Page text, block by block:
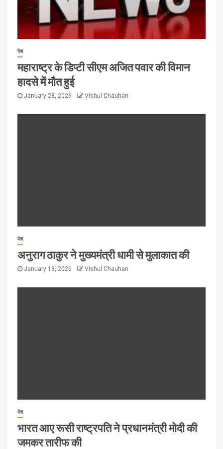
देश
महाराष्ट्र के डिप्टी सीएम अजित पवार की विमान
हादसे में मौत हुई
January 28, 2026 Vishul Chauhan
देश
अनुराग ठाकुर ने मुख्यमंत्री धामी से मुलाकात की
January 13, 2026 Vishul Chauhan
देश
भारत आए रूसी राष्ट्रपति ने प्रधानमंत्री मोदी की
जमकर तारीफ की